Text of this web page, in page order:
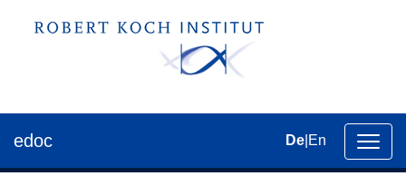
edoc De En